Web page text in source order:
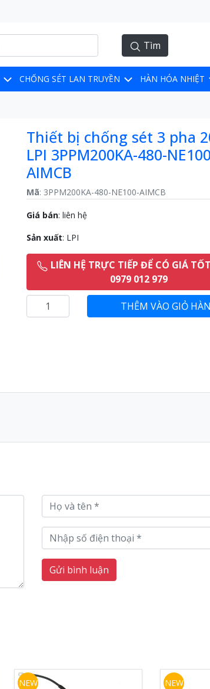
Tìm
CHỐNG SÉT LAN TRUYỀN HÀN HÓA NHIỆT
Thiết bị chống sét 3 pha
LPI 3PPM200KA-480-
AIMCB
Mã: 3PPM200KA-480-NE100-AIMCB
Giá bán: liên hệ
Sản xuất: LPI
LIÊN HỆ TRỰC TIẾP ĐỂ CÓ GIÁ
0979 012 979
Gửi bình luận
NEW NEW